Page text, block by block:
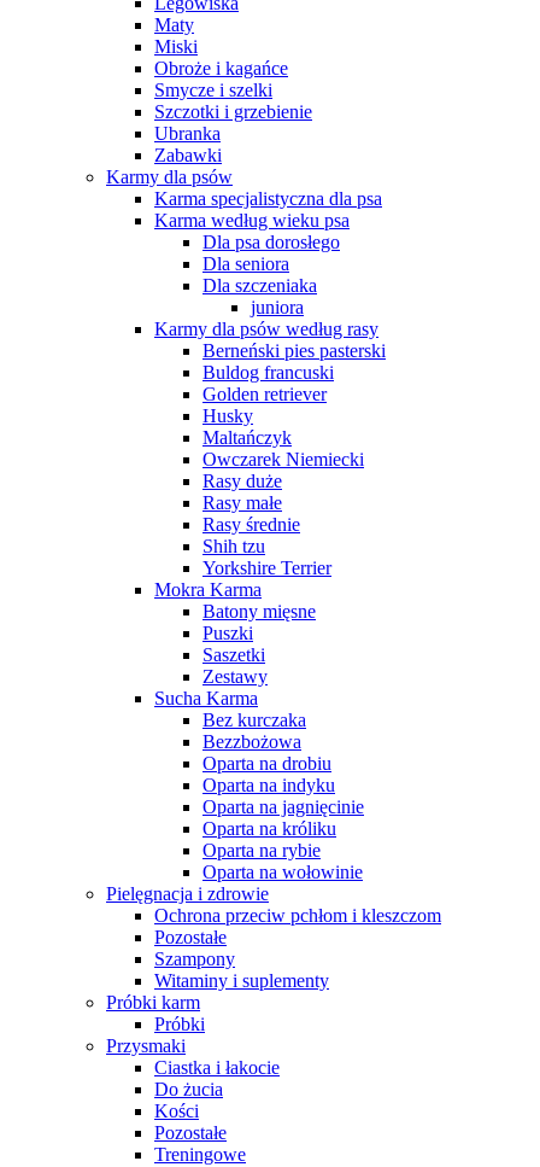
Maty
Miski
Obroże i kagańce
Smycze i szelki
Szczotki i grzebienie
Ubranka
Zabawki
Karmy dla psów
Karma specjalistyczna dla psa
Karma według wieku psa
Dla psa dorosłego
Dla seniora
Dla szczeniaka
juniora
Karmy dla psów według rasy
Berneński pies pasterski
Buldog francuski
Golden retriever
Husky
Maltańczyk
Owczarek Niemiecki
Rasy duże
Rasy małe
Rasy średnie
Shih tzu
Yorkshire Terrier
Mokra Karma
Batony mięsne
Puszki
Saszetki
Zestawy
Sucha Karma
Bez kurczaka
Bezzbożowa
Oparta na drobiu
Oparta na indyku
Oparta na jagnięcinie
Oparta na króliku
Oparta na rybie
Oparta na wołowinie
Pielęgnacja i zdrowie
Ochrona przeciw pchłom i kleszczom
Pozostałe
Szampony
Witaminy i suplementy
Próbki karm
Próbki
Przysmaki
Ciastka i łakocie
Do żucia
Kości
Pozostałe
Treningowe